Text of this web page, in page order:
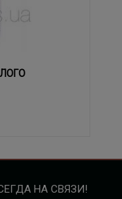
НА СВЯЗИ!